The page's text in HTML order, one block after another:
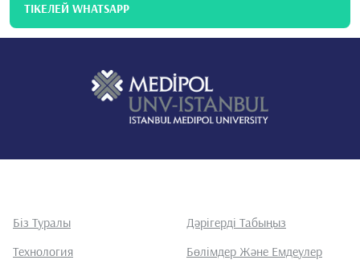
ТІКЕЛЕЙ WHATSAPP
Біз Туралы
Дәрігерді Табыңыз
Технология
Бөлімдер Және Емдеулер